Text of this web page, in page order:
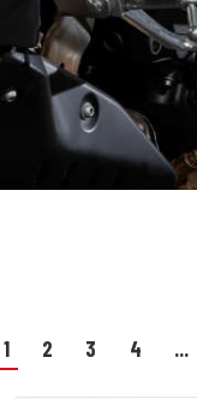
1 2 3 4 ...